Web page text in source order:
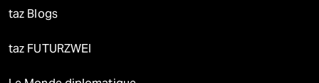
taz Blogs
taz FUTURZWEI